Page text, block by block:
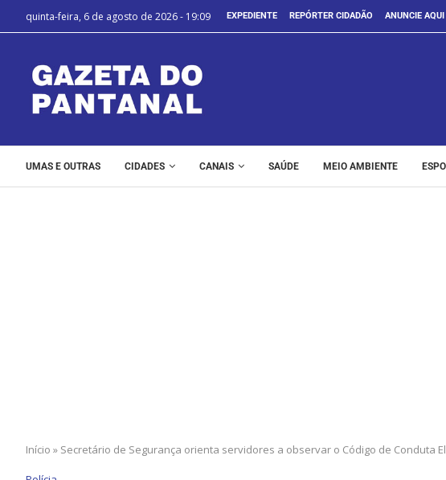
quinta-feira, 6 de agosto de 2026 - 19:09 EXPEDIENTE REPÓRTER CIDADÃO ANUNCIE AQUI
UMAS E OUTRAS CIDADES CANAIS SAÚDE MEIO AMBIENTE
Início » Secretário de Segurança orienta servidores a observar o Código de Conduta